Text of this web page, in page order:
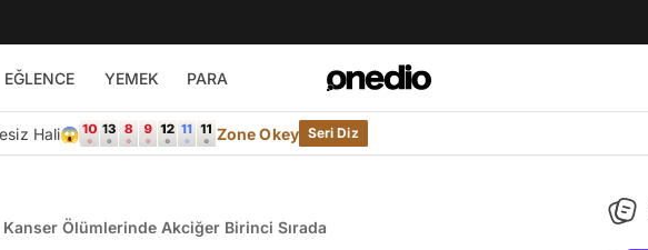
EĞLENCE YEMEK PARA
Hali😱 Zone Okey Seri Diz
Kanser Ölümlerinde Akciğer Birinci Sırada